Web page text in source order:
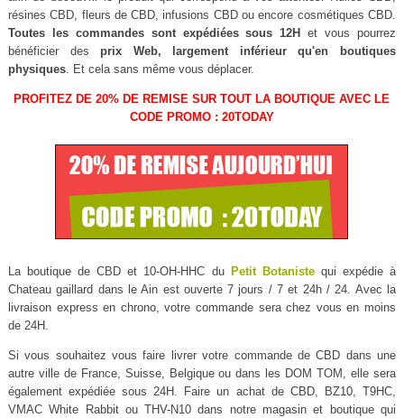
résines CBD, fleurs de CBD, infusions CBD ou encore cosmétiques CBD.
Toutes les commandes sont expédiées sous 12H
et vous pourrez
bénéficier des prix Web, largement inférieur qu'en boutiques
physiques. Et cela sans même vous déplacer.
PROFITEZ DE 20% DE REMISE SUR TOUT LA BOUTIQUE AVEC LE
CODE PROMO : 20TODAY
La boutique de CBD et 10-OH-HHC du Petit Botanistequi expédie à
Chateau gaillard dans le Ain est ouverte 7 jours / 7 et 24h / 24. Avec la
livraison express en chrono, votre commande sera chez vous en moins
de 24H.
Si vous souhaitez vous faire livrer votre commande de CBD dans une
autre ville de France, Suisse, Belgique ou dans les DOM TOM, elle sera
également expédiée sous 24H. Faire un achat de CBD, BZ10, T9HC,
VMAC White Rabbit ou THV-N10 dans notre magasin et boutique qui